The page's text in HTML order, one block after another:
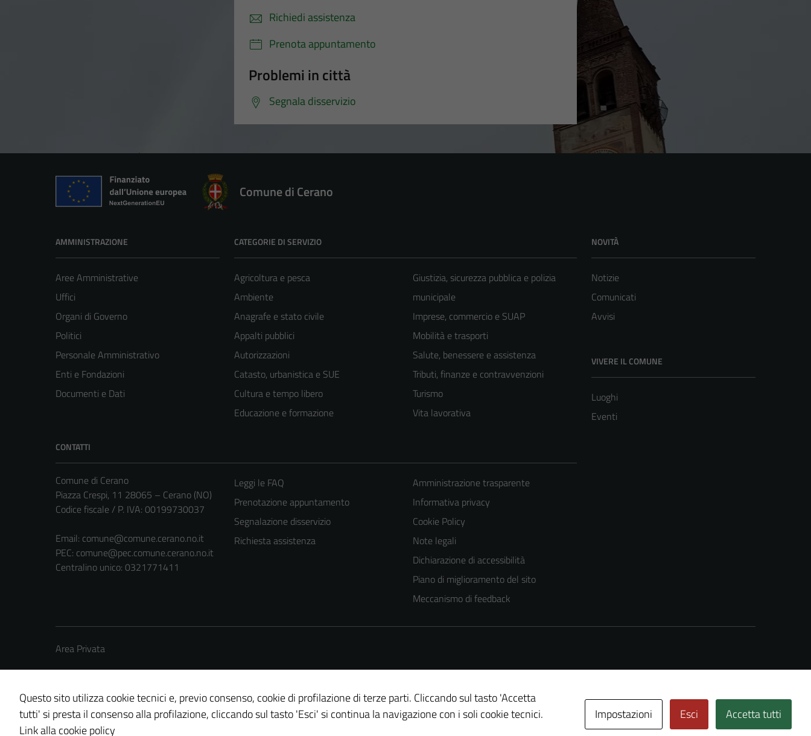
Richiedi assistenza
Prenota appuntamento
Problemi in città
Segnala disservizio
Comune di Cerano
AMMINISTRAZIONE
Aree Amministrative
Uffici
Organi di Governo
Politici
Personale Amministrativo
Enti e Fondazioni
Documenti e Dati
CATEGORIE DI SERVIZIO
Agricoltura e pesca
Ambiente
Anagrafe e stato civile
Appalti pubblici
Autorizzazioni
Catasto, urbanistica e SUE
Cultura e tempo libero
Educazione e formazione
Giustizia, sicurezza pubblica e polizia
municipale
Imprese, commercio e SUAP
Mobilità e trasporti
Salute, benessere e assistenza
Tributi, finanze e contravvenzioni
Turismo
Vita lavorativa
NOVITÀ
Notizie
Comunicati
Avvisi
VIVERE IL COMUNE
Luoghi
Eventi
CONTATTI
Comune di Cerano
Piazza Crespi, 11 28065 – Cerano (NO)
Codice fiscale / P. IVA: 00199730037
Email: comune@comune.cerano.no.it
PEC: comune@pec.comune.cerano.no.it
Centralino unico: 0321771411
Leggi le FAQ
Prenotazione appuntamento
Segnalazione disservizio
Richiesta assistenza
Amministrazione trasparente
Informativa privacy
Cookie Policy
Note legali
Dichiarazione di accessibilità
Piano di miglioramento del sito
Meccanismo di feedback
Area Privata
Credits: © Technical Design s.r.l.
Questo sito utilizza cookie tecnici e, previo consenso, cookie di profilazione di terze parti. Cliccando sul tasto 'Accetta
tutti' si presta il consenso alla profilazione, cliccando sul tasto 'Esci' si continua la navigazione con i soli cookie tecnici.
Link alla cookie policy
Impostazioni Esci Accetta tutti
Tecnici
Questi cookie
per il
essere
disabilitati.